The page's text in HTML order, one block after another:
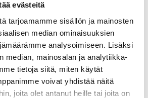
evästeitä
tarjoamamme sisällön ja mainosten
median ominaisuuksien
analysoimiseen. Lisäksi
median, mainosalan ja analytiikka-
tietoja siitä, miten käytät
voivat yhdistää näitä
joita olet antanut heille tai joita on
Vistantie 18
PL 50, 21531 PAIMIO
(02) 474 511
paimio.kaupunki@paimio.fi